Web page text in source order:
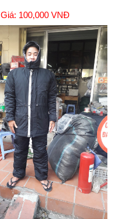
Giá: 100,000 VNĐ